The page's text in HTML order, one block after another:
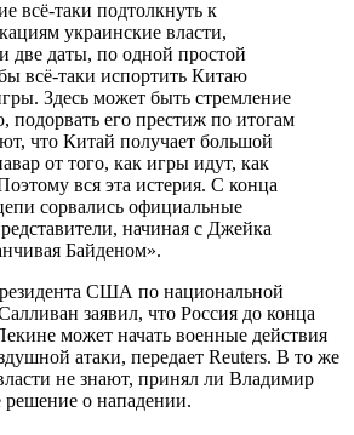
всё-таки подтолкнуть к
украинские власти,
две даты, по одной простой
всё-таки испортить Китаю
Здесь может быть стремление
подорвать его престиж по итогам
что Китай получает большой
от того, как игры идут, как
вся эта истерия. С конца
сорвались официальные
начиная с Джейка
Байденом».
США по национальной
заявил, что Россия до конца
может начать военные действия
атаки, передает Reuters. В то же
не знают, принял ли Владимир
решение о нападении.